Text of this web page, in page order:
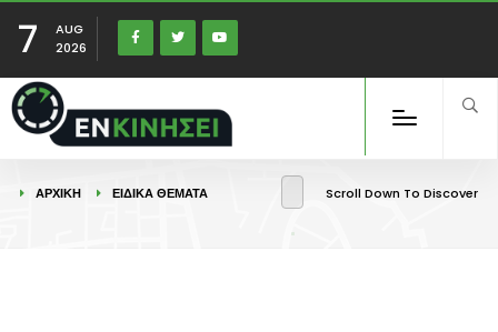
7
AUG
2026
ΑΡΧΙΚΉ ΕΙΔΙΚΑ ΘΕΜΑΤΑ Scroll Down To Discover